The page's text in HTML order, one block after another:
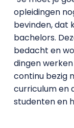
opleidingen
bevinden, dat
bachelors.
bedacht en
dingen
continu bezig
curriculum en
studenten en